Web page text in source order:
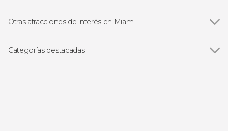
Otras atracciones de interés en Miami
Bahía Vizcaína
Categorías destacadas